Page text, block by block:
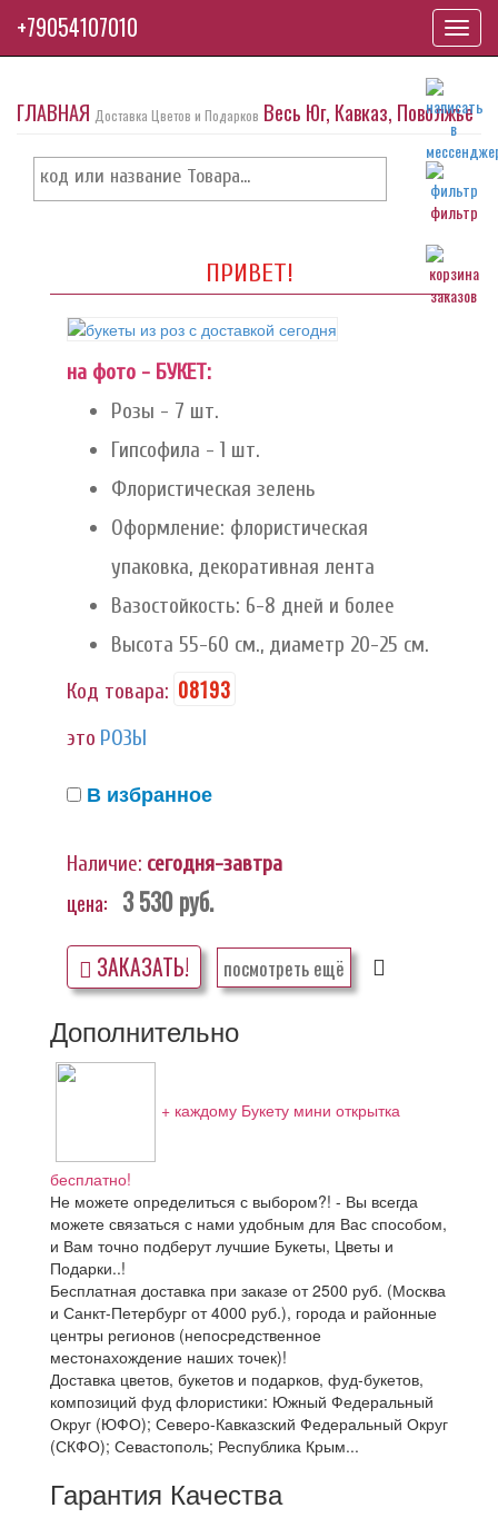
фильтр
ГЛАВНАЯ Доставка Цветов и Подарков Весь Юг, Кавказ, Поволжье
ПРИВЕТ!
на фото - БУКЕТ:
Розы - 7 шт.
Гипсофила - 1 шт.
Флористическая зелень
Оформление: флористическая
упаковка, декоративная лента
Вазостойкость: 6-8 дней и более
Высота 55-60 см., диаметр 20-25 см.
Код товара: 08193
это РОЗЫ
В избранное
Наличие: сегодня-завтра
цена: 3 530руб.
ЗАКАЗАТЬ! посмотреть ещё
Дополнительно
+ каждому Букету мини открытка
бесплатно!
Не можете определиться с выбором?! - Вы всегда
можете связаться с нами удобным для Вас способом,
и Вам точно подберут лучшие Букеты, Цветы и
Подарки..!
Бесплатная доставка при заказе от 2500 руб. (Москва
и Санкт-Петербург от 4000 руб.), города и районные
центры регионов (непосредственное
местонахождение наших точек)!
Доставка цветов, букетов и подарков, фуд-букетов,
композиций фуд флористики: Южный Федеральный
Округ (ЮФО); Северо-Кавказский Федеральный Округ
(СКФО); Севастополь; Республика Крым...
Гарантия Качества
+79054107010